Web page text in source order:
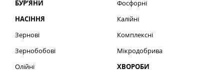
БУР’ЯНИ
НАСІННЯ
Зернові
Зернобобові
Олійні
Фосфорні
Калійні
Комплексні
Мікродобрива
ХВОРОБИ